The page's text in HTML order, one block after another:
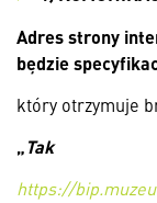
Adres strony
będzie
który otrzymuje
„Tak
https://